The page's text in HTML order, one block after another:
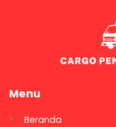
Menu
Beranda